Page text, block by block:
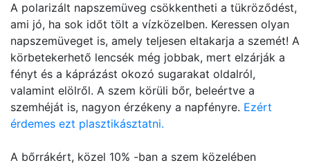
A polarizált napszemüveg csökkentheti a tükröződést,
ami jó, ha sok időt tölt a vízközelben. Keressen olyan
napszemüveget is, amely teljesen eltakarja a szemét! A
körbetekerhető lencsék még jobbak, mert elzárják a
fényt és a káprázást okozó sugarakat oldalról,
valamint elölről. A szem körüli bőr, beleértve a
szemhéját is, nagyon érzékeny a napfényre. Ezért
érdemes ezt plasztikásztatni.
A bőrrákért, közel 10% -ban a szem közelében